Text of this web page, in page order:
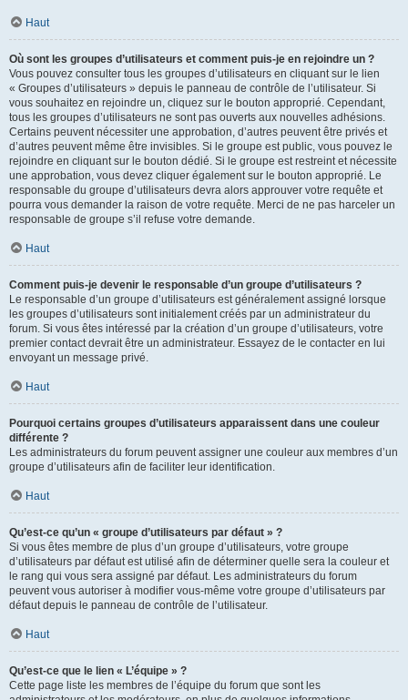
Haut
Où sont les groupes d’utilisateurs et comment puis-je en rejoindre un ?
Vous pouvez consulter tous les groupes d’utilisateurs en cliquant sur le lien
« Groupes d’utilisateurs » depuis le panneau de contrôle de l’utilisateur. Si
vous souhaitez en rejoindre un, cliquez sur le bouton approprié. Cependant,
tous les groupes d’utilisateurs ne sont pas ouverts aux nouvelles adhésions.
Certains peuvent nécessiter une approbation, d’autres peuvent être privés et
d’autres peuvent même être invisibles. Si le groupe est public, vous pouvez le
rejoindre en cliquant sur le bouton dédié. Si le groupe est restreint et nécessite
une approbation, vous devez cliquer également sur le bouton approprié. Le
responsable du groupe d’utilisateurs devra alors approuver votre requête et
pourra vous demander la raison de votre requête. Merci de ne pas harceler un
responsable de groupe s’il refuse votre demande.
Haut
Comment puis-je devenir le responsable d’un groupe d’utilisateurs ?
Le responsable d’un groupe d’utilisateurs est généralement assigné lorsque
les groupes d’utilisateurs sont initialement créés par un administrateur du
forum. Si vous êtes intéressé par la création d’un groupe d’utilisateurs, votre
premier contact devrait être un administrateur. Essayez de le contacter en lui
envoyant un message privé.
Haut
Pourquoi certains groupes d’utilisateurs apparaissent dans une couleur
différente ?
Les administrateurs du forum peuvent assigner une couleur aux membres d’un
groupe d’utilisateurs afin de faciliter leur identification.
Haut
Qu’est-ce qu’un « groupe d’utilisateurs par défaut » ?
Si vous êtes membre de plus d’un groupe d’utilisateurs, votre groupe
d’utilisateurs par défaut est utilisé afin de déterminer quelle sera la couleur et
le rang qui vous sera assigné par défaut. Les administrateurs du forum
peuvent vous autoriser à modifier vous-même votre groupe d’utilisateurs par
défaut depuis le panneau de contrôle de l’utilisateur.
Haut
Qu’est-ce que le lien « L’équipe » ?
Cette page liste les membres de l’équipe du forum que sont les